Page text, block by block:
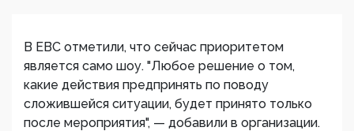
В ЕВС отметили, что сейчас приоритетом
является само шоу. "Любое решение о том,
какие действия предпринять по поводу
сложившейся ситуации, будет принято только
после мероприятия", — добавили в организации.